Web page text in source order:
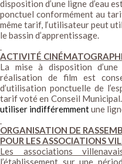
disposition d’une ligne d’eau
ponctuel conformément au
même tarif, l‘utilisateur peut
le bassin d’apprentissage.
ACTIVITÉ
La mise à disposition
réalisation de film est
d’utilisation ponctuelle de
tarif voté en Conseil
utiliser indifféremmentune
ORGANISATION DE
POUR LES ASSOCIATIONS
Les associations
l’établissement sur une